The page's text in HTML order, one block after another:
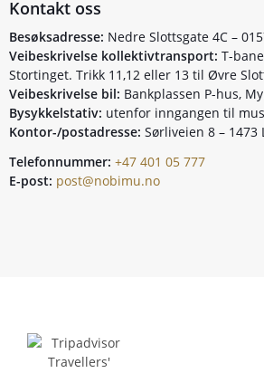
Kontakt oss
Besøksadresse: Nedre Slottsgate 4C –
Veibeskrivelse kollektivtransport: T-
Stortinget. Trikk 11,12 eller 13 til Øvre
Veibeskrivelse bil: Bankplassen P-hus,
Bysykkelstativ: utenfor inngangen til
Kontor-/postadresse: Sørliveien 8 – 1473
Telefonnummer: +47 401 05 777
E-post: post@nobimu.no